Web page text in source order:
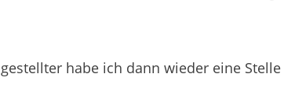
habe ich dann wieder eine